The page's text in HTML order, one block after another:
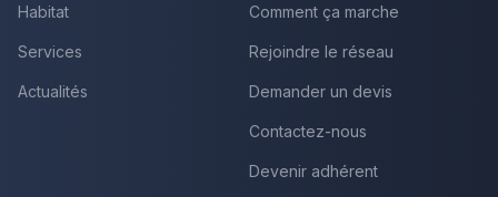
Habitat
Services
Actualités
Comment ça marche
Rejoindre le réseau
Demander un devis
Contactez-nous
Devenir adhérent